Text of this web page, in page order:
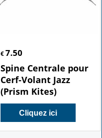
€7.50
Spine Centrale pour
Cerf-Volant Jazz
(Prism Kites)
Cliquez ici